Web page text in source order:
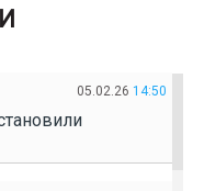
05.02.26 14:50